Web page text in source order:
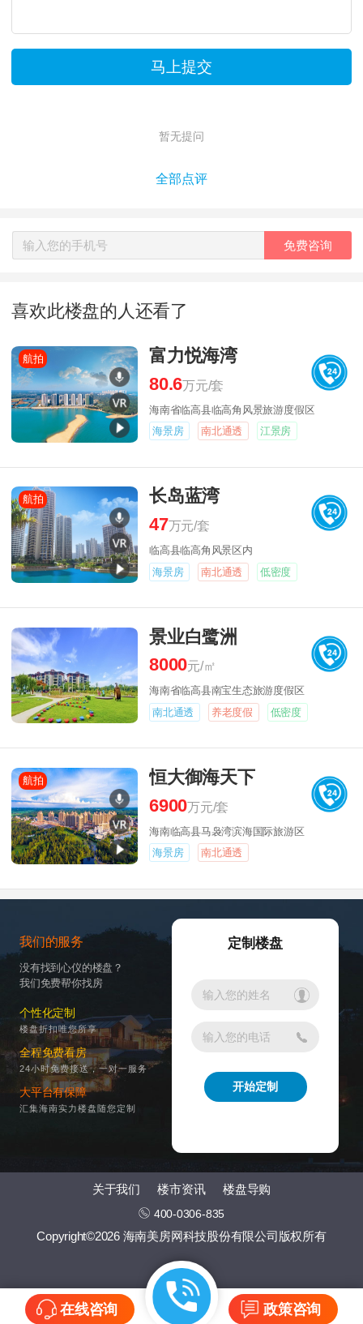
暂无提问
全部点评
免费咨询
喜欢此楼盘的人还看了
航拍
富力悦海湾
80.6万元/套
海南省临高县临高角风景旅游度假区
海景房
南北通透 江景房
航拍
长岛蓝湾
47万元/套
临高县临高角风景区内
海景房
南北通透 低密度
景业白鹭洲
8000元/㎡
海南省临高县南宝生态旅游度假区
南北通透
养老度假 低密度
航拍
恒大御海天下
6900万元/套
海南临高县马袅湾滨海国际旅游区
海景房
南北通透
我们的服务
没有找到心仪的楼盘？
我们免费帮你找房
个性化定制
楼盘折扣唯您所享
全程免费看房
24小时免费接送，一对一服务
大平台有保障
汇集海南实力楼盘随您定制
定制楼盘
在线咨询 政策咨询
关于我们 楼市资讯 楼盘导购
400-0306-835
Copyright©2026 海南美房网科技股份有限公司版权所有